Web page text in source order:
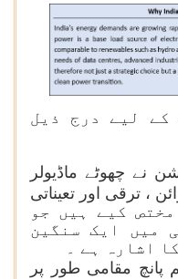
کے لیے درج ذیل
نے چھوٹے ماڈیولر
، ترقی اور تعیناتی
روپے مختص کیے ہیں جو
میں ایک سنگین
اشارہ ہے ۔
پانچ مقامی طور پر